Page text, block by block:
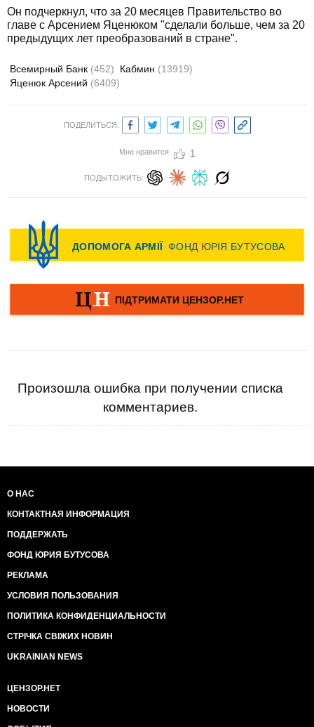
Он подчеркнул, что за 20 месяцев Правительство во
главе с Арсением Яценюком "сделали больше, чем за 20
предыдущих лет преобразований в стране".
Всемирный Банк (452) Кабмин (13919)
Яценюк Арсений (6409)
ПОДЕЛИТЬСЯ:
Мне нравится 1
ПОДЫТОЖИТЬ:
Произошла ошибка при получении списка
комментариев.
О НАС
КОНТАКТНАЯ ИНФОРМАЦИЯ
ПОДДЕРЖАТЬ
ФОНД ЮРИЯ БУТУСОВА
РЕКЛАМА
УСЛОВИЯ ПОЛЬЗОВАНИЯ
ПОЛИТИКА КОНФИДЕНЦИАЛЬНОСТИ
СТРІЧКА СВІЖИХ НОВИН
UKRAINIAN NEWS
ЦЕНЗОР.НЕТ
НОВОСТИ